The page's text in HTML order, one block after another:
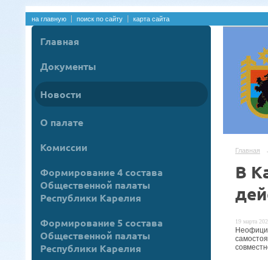
на главную поиск по сайту карта сайта
Главная
Документы
Новости
О палате
Комиссии
Формирование 4 состава
Общественной палаты
Республики Карелия
Формирование 5 состава
Общественной палаты
Республики Карелия
Главная
В
19 марта